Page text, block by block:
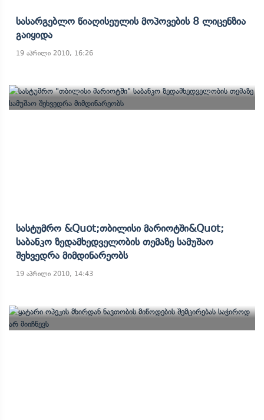
Სასარგებლო Წიაღისეულის Მოპოვების 8 Ლიცენზია
Გაიყიდა
19 აპრილი 2010, 16:26
Სასტუმრო &quot;თბილისი Მარიოტში&quot;
Საბანკო Ზედამხედველობის Თემაზე Სამუშაო
Შეხვედრა Მიმდინარეობს
19 აპრილი 2010, 14:43